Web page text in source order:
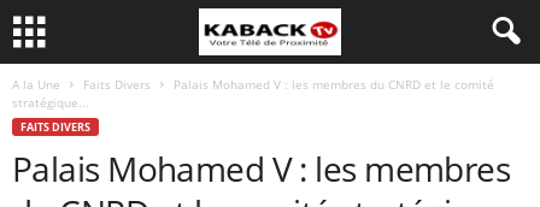
A la Une Faits Divers
Palais Mohamed V : les membres du CNRD et le comité
stratégique...
FAITS DIVERS
Palais Mohamed V : les membres